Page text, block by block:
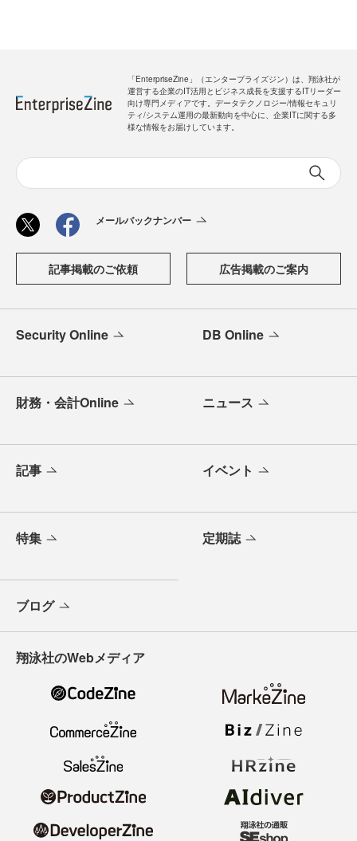
「EnterpriseZine」（エンタープライズジン）は、翔泳社が
運営する企業のIT活用とビジネス成長を支援するITリーダー
向け専門メディアです。データテクノロジー/情報セキュリ
ティ/システム運用の最新動向を中心に、企業ITに関する多
様な情報をお届けしています。
メールバックナンバー
記事掲載のご依頼 広告掲載のご案内
Security Online DB Online
財務・会計Online ニュース
記事 イベント
特集 定期誌
ブログ
翔泳社のWebメディア